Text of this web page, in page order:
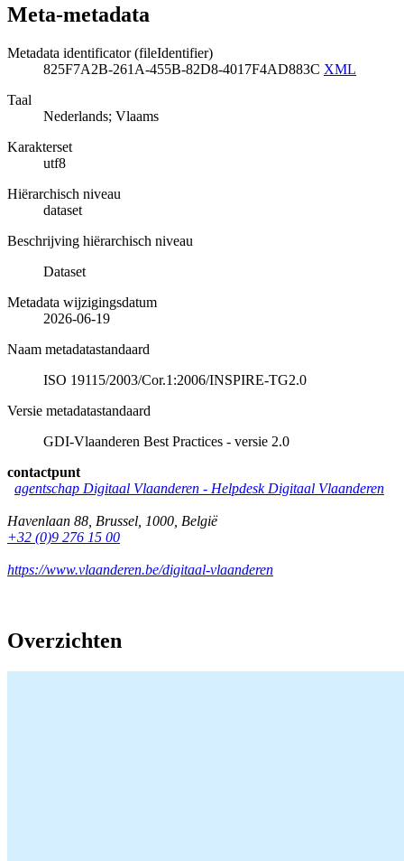
Meta-metadata
Metadata identificator (fileIdentifier)
825F7A2B-261A-455B-82D8-4017F4AD883C XML
Taal
Nederlands; Vlaams
Karakterset
utf8
Hiërarchisch niveau
dataset
Beschrijving hiërarchisch niveau
Dataset
Metadata wijzigingsdatum
2026-06-19
Naam metadatastandaard
ISO 19115/2003/Cor.1:2006/INSPIRE-TG2.0
Versie metadatastandaard
GDI-Vlaanderen Best Practices - versie 2.0
contactpunt
agentschap Digitaal Vlaanderen - Helpdesk Digitaal Vlaanderen
Havenlaan 88 Brussel 1000 België
+32 (0)9 276 15 00
https://www.vlaanderen.be/digitaal-vlaanderen
Overzichten